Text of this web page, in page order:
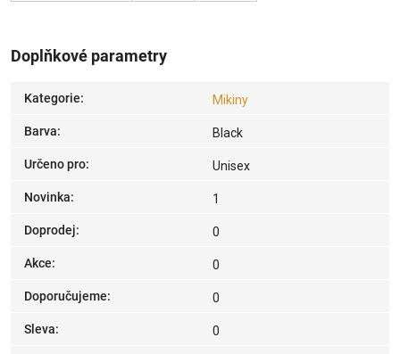
Doplňkové parametry
Kategorie: Mikiny
Barva: Black
Určeno pro: Unisex
Novinka: 1
Doprodej: 0
Akce: 0
Doporučujeme: 0
Sleva: 0